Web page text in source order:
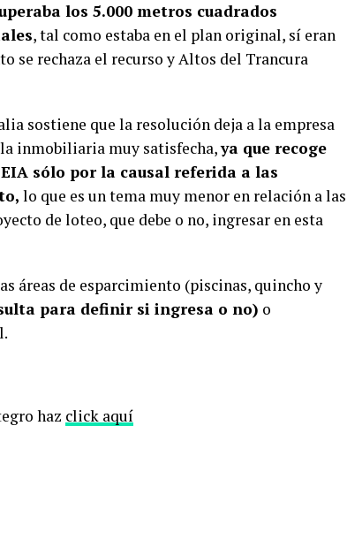
los 5.000 metros cuadrados
, tal como estaba en el plan original, sí eran
se rechaza el recurso y Altos del Trancura
sostiene que la resolución deja a la empresa
inmobiliaria muy satisfecha,ya que recoge
sólo por la causal referida a las
lo que es un tema muy menor en relación a las
de loteo, que debe o no, ingresar en esta
áreas de esparcimiento (piscinas, quincho y
para definir si ingresa o no) o
haz click aquí